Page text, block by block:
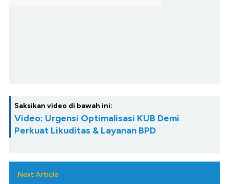
Saksikan video di bawah ini:
Video: Urgensi Optimalisasi KUB Demi
Perkuat Likuditas & Layanan BPD
Next Article